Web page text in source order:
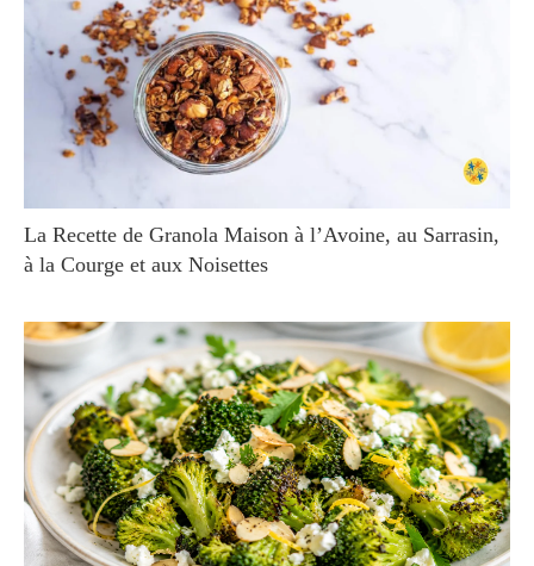
La Recette de Granola Maison à l’Avoine, au Sarrasin,
à la Courge et aux Noisettes